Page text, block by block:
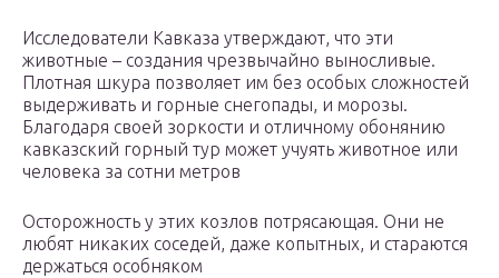
Исследователи Кавказа утверждают, что эти
животные – создания чрезвычайно выносливые.
Плотная шкура позволяет им без особых сложностей
выдерживать и горные снегопады, и морозы.
Благодаря своей зоркости и отличному обонянию
кавказский горный тур может учуять животное или
человека за сотни метров
Осторожность у этих козлов потрясающая. Они не
любят никаких соседей, даже копытных, и стараются
держаться особняком